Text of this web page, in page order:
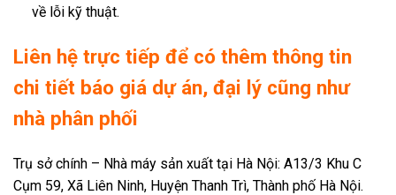
về lỗi kỹ thuật.
Liên hệ trực tiếp để có thêm thông tin
chi tiết báo giá dự án, đại lý cũng như
nhà phân phối
Trụ sở chính – Nhà máy sản xuất tại Hà Nội: A13/3 Khu C
Cụm 59, Xã Liên Ninh, Huyện Thanh Trì, Thành phố Hà Nội.